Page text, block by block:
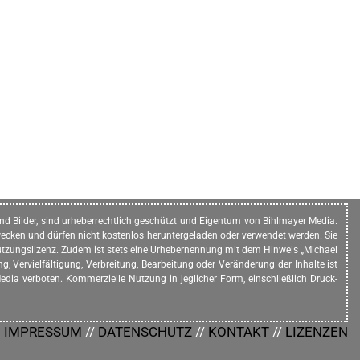
Bilder, sind urheberrechtlich geschützt und Eigentum von Bihlmayer Media.
und dürfen nicht kostenlos heruntergeladen oder verwendet werden. Sie
Zudem ist stets eine Urhebernennung mit dem Hinweis „Michael
Vervielfältigung, Verbreitung, Bearbeitung oder Veränderung der Inhalte ist
verboten. Kommerzielle Nutzung in jeglicher Form, einschließlich Druck-
IMPRESSUM // DATENSCHUTZ // KONTAKT // LIZENZEN